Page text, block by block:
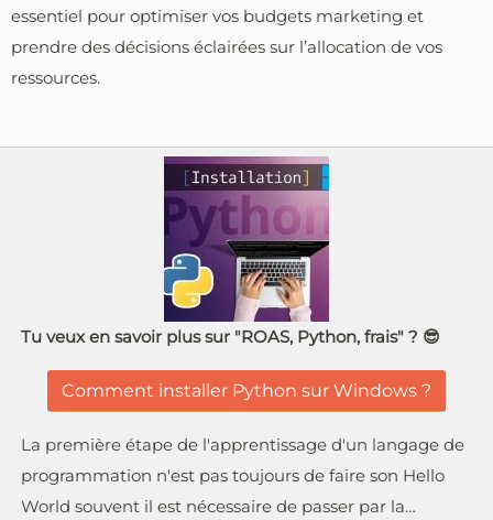
essentiel pour optimiser vos budgets marketing et
prendre des décisions éclairées sur l’allocation de vos
ressources.
Tu veux en savoir plus sur "ROAS, Python, frais" ? 😎
Comment installer Python sur Windows ?
La première étape de l'apprentissage d'un langage de
programmation n'est pas toujours de faire son Hello
World souvent il est nécessaire de passer par la…